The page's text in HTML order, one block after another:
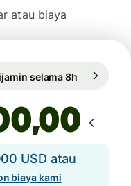
atau biaya
selama 8h
,00
USD atau
biaya kami